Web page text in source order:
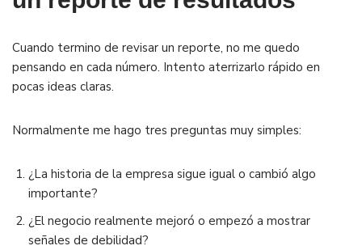
Cuando termino de revisar un reporte, no me quedo
pensando en cada número. Intento aterrizarlo rápido en
pocas ideas claras.
Normalmente me hago tres preguntas muy simples:
¿La historia de la empresa sigue igual o cambió algo
importante?
¿El negocio realmente mejoró o empezó a mostrar
señales de debilidad?